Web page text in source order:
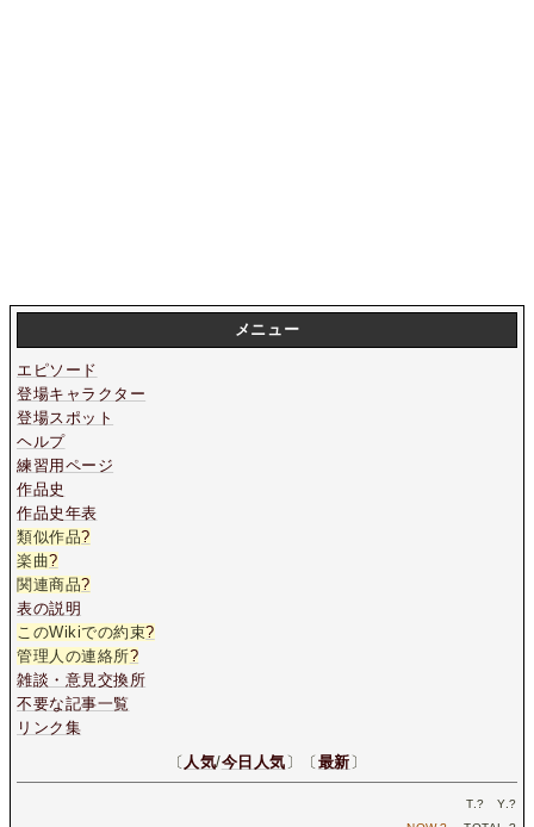
メニュー
エピソード
登場キャラクター
登場スポット
ヘルプ
練習用ページ
作品史
作品史年表
類似作品?
楽曲?
関連商品?
表の説明
このWikiでの約束?
管理人の連絡所?
雑談・意見交換所
不要な記事一覧
リンク集
〔 人気/今日人気 〕〔 最新 〕
T.? Y.?